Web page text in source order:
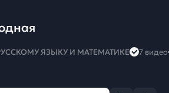
ЯЗЫКУ И МАТЕМАТИКЕ 7 видео